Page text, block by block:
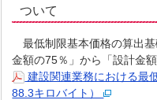
ついて
最低制限基本価格の算出
金額の75％」から「設計金
建設関連業務における最
88.3キロバイト）